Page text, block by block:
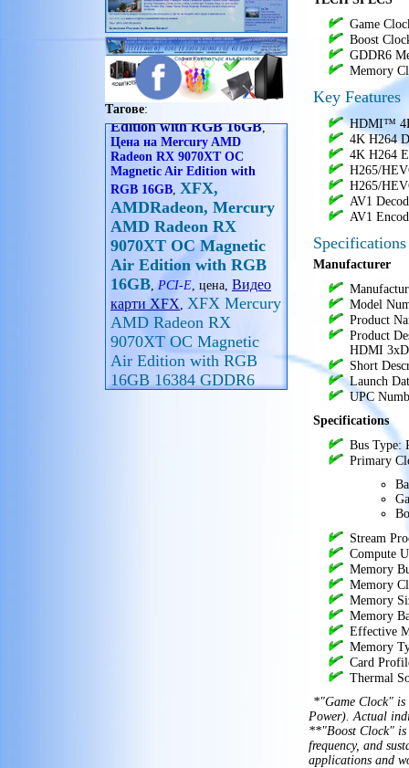
Seasonic
SHARKOON
Shuttle
Spire
Super Flower
SUPERMICRO
Thermalright
Thermaltake
Trendsonic
XIGMATEK
Xilence
XPG
Zalman
Zebra
или изберете
захранвания втора употреба
офис принадлежности
очила
принадлежности
радиостанции
рамка за снимка
сплитери
телескоп
уреди за дома
фитнес гривни
часовници
Тагове:
Mercury AMD Radeon RX
9070XT OC Magnetic Air
Edition with RGB 16GB
Цена на Mercury AMD
Radeon RX 9070XT OC
Magnetic Air Edition with
RGB 16GB,XFX,
AMDRadeon, Mercury
AMD Radeon RX
9070XT OC Magnetic
Air Edition with RGB
16GB,PCI-E , цена,Видео
карти XFX,XFX Mercury
AMD Radeon RX
9070XT OC Magnetic
Air Edition with RGB
16GB 16384 GDDR6
цена,Информация за XFX
Game
Boost
GDDR6
Memory
Key Features
HDMI™
4K H264
4K H264
H265/
H265/
AV1
AV1
Specifications
Manufacturer
Model
Product
Product
HDMI
Short
Launch
UPC
Specifications
‍Bus Type:
Primary
Stream
Compute
Memory
Memory
Memory
Memory
Effective
Memory
Card
Thermal
*"Game Clock" is
Power). Actual
**"Boost Clock" is
frequency, and
applications and